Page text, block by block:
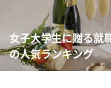
女子大学生に贈る就
の人気ランキング